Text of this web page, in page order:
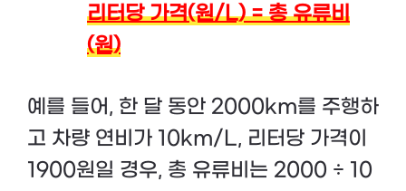
리터당 가격(원/L) = 총 유류비
(원)
예를 들어, 한 달 동안 2000km를 주행하
고 차량 연비가 10km/L, 리터당 가격이
1900원일 경우, 총 유류비는 2000 ÷ 10